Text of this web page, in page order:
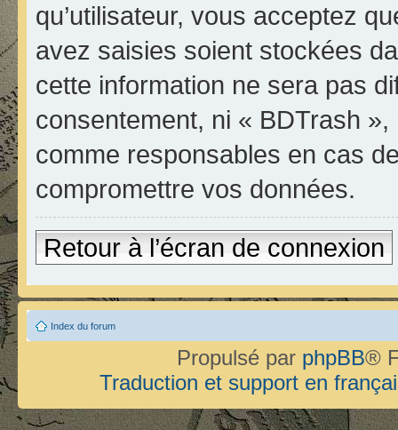
qu’utilisateur, vous acceptez
avez saisies soient stockées
cette information ne sera pas
consentement, ni « BDTrash
comme responsables en cas
compromettre vos données.
Retour à l’écran de connexion
Index du forum
Propulsé par phpBB®
Traduction et support en